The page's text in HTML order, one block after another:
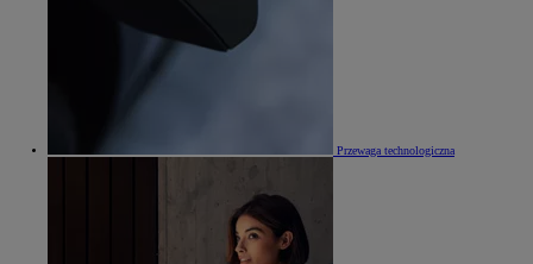
Przewaga technologiczna